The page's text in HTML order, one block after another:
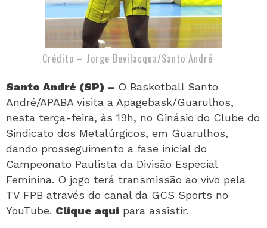
Crédito – Jorge Bevilacqua/Santo André
Santo André (SP) – O Basketball Santo
André/APABA visita a Apagebask/Guarulhos,
nesta terça-feira, às 19h, no Ginásio do Clube do
Sindicato dos Metalúrgicos, em Guarulhos,
dando prosseguimento a fase inicial do
Campeonato Paulista da Divisão Especial
Feminina. O jogo terá transmissão ao vivo pela
TV FPB através do canal da GCS Sports no
YouTube. Clique aqui para assistir.